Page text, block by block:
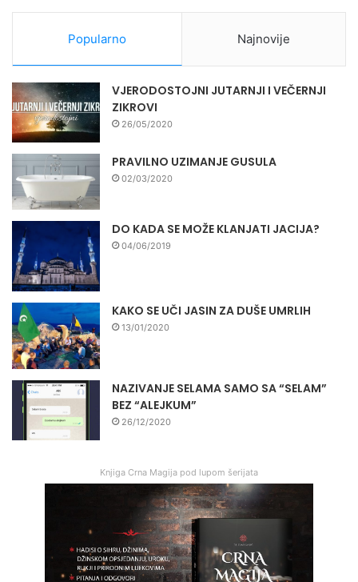
Popularno Najnovije
VJERODOSTOJNI JUTARNJI I VEČERNJI
ZIKROVI
26/05/2020
PRAVILNO UZIMANJE GUSULA
02/03/2020
DO KADA SE MOŽE KLANJATI JACIJA?
04/06/2019
KAKO SE UČI JASIN ZA DUŠE UMRLIH
13/01/2020
NAZIVANJE SELAMA SAMO SA “SELAM”
BEZ “ALEJKUM”
26/12/2020
Knjiga Crna Magija pod lupom šerijata